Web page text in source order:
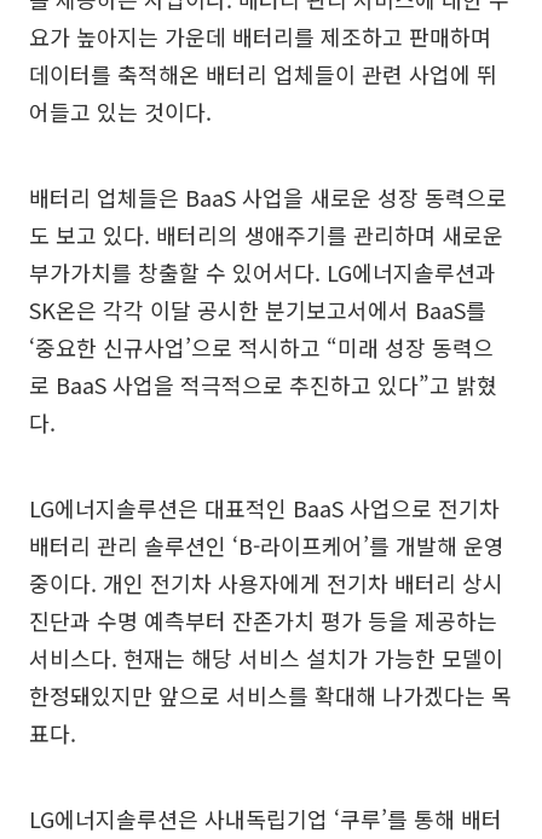
요가 높아지는 가운데 배터리를 제조하고 판매하며
데이터를 축적해온 배터리 업체들이 관련 사업에 뛰
어들고 있는 것이다.
배터리 업체들은 BaaS 사업을 새로운 성장 동력으로
도 보고 있다. 배터리의 생애주기를 관리하며 새로운
부가가치를 창출할 수 있어서다. LG에너지솔루션과
SK온은 각각 이달 공시한 분기보고서에서 BaaS를
‘중요한 신규사업’으로 적시하고 “미래 성장 동력으
로 BaaS 사업을 적극적으로 추진하고 있다”고 밝혔
다.
LG에너지솔루션은 대표적인 BaaS 사업으로 전기차
배터리 관리 솔루션인 ‘B-라이프케어’를 개발해 운영
중이다. 개인 전기차 사용자에게 전기차 배터리 상시
진단과 수명 예측부터 잔존가치 평가 등을 제공하는
서비스다. 현재는 해당 서비스 설치가 가능한 모델이
한정돼있지만 앞으로 서비스를 확대해 나가겠다는 목
표다.
LG에너지솔루션은 사내독립기업 ‘쿠루’를 통해 배터